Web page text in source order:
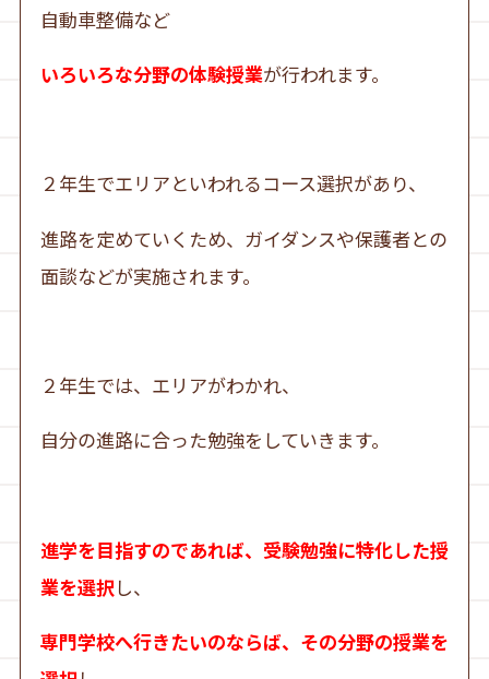
自動車整備など
いろいろな分野の体験授業が行われます。
２年生でエリアといわれるコース選択があり、
進路を定めていくため、ガイダンスや保護者との
面談などが実施されます。
２年生では、エリアがわかれ、
自分の進路に合った勉強をしていきます。
進学を目指すのであれば、受験勉強に特化した授
業を選択 し、
専門学校へ行きたいのならば、その分野の授業を